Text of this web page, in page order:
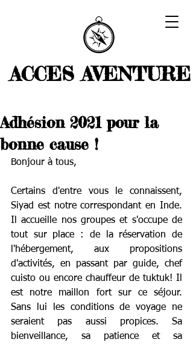
ACCES AVENTURE
Adhésion 2021 pour la
bonne cause !
Bonjour à tous,
Certains d'entre vous le connaissent,
Siyad est notre correspondant en Inde.
Il accueille nos groupes et s'occupe de
tout sur place : de la réservation de
l'hébergement, aux propositions
d'activités, en passant par guide, chef
cuisto ou encore chauffeur de tuktuk! Il
est notre maillon fort sur ce séjour.
Sans lui les conditions de voyage ne
seraient pas aussi propices. Sa
bienveillance, sa patience et sa